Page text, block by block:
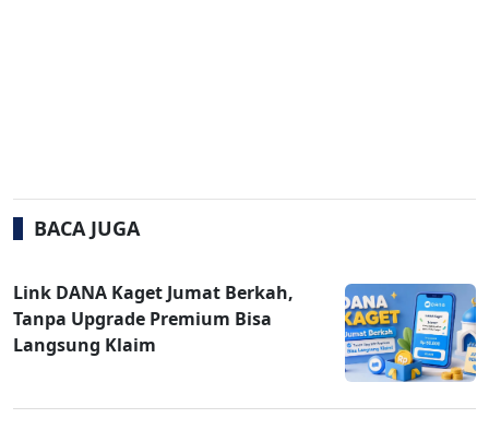
BACA JUGA
Link DANA Kaget Jumat Berkah,
Tanpa Upgrade Premium Bisa
Langsung Klaim